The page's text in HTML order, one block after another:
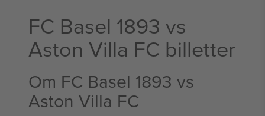
FC Basel 1893 vs
Aston Villa FC billetter
Om FC Basel 1893 vs
Aston Villa FC